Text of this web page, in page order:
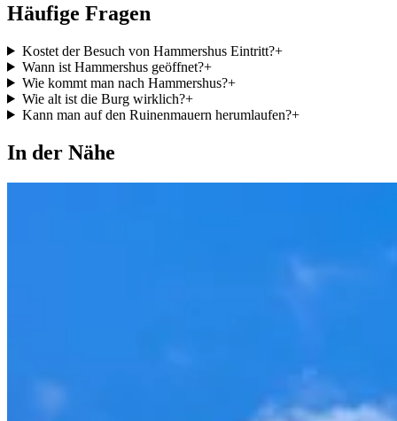
Häufige Fragen
Kostet der Besuch von Hammershus Eintritt?+
Wann ist Hammershus geöffnet?+
Wie kommt man nach Hammershus?+
Wie alt ist die Burg wirklich?+
Kann man auf den Ruinenmauern herumlaufen?+
In der Nähe